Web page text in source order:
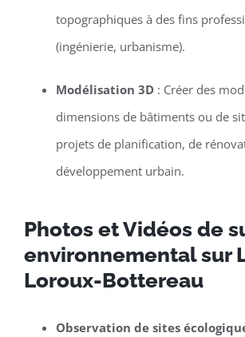
topographiques à des fins
(ingénierie, urbanisme).
Modélisation 3D: Créer des
dimensions de bâtiments ou de
projets de planification, de
développement urbain.
Photos et Vidéos de
environnemental sur
Loroux-Bottereau
Observation de sites